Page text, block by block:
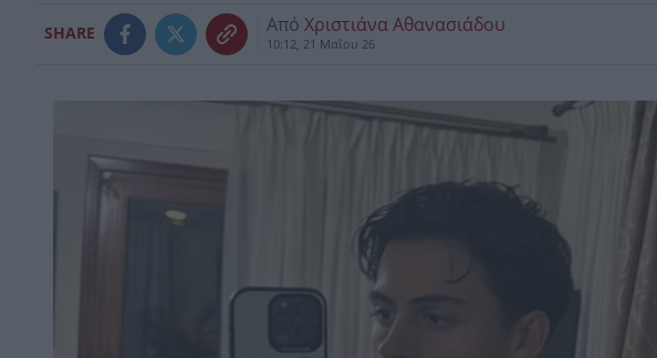
SHARE Από Χριστιάνα Αθανασιάδου
10:12, 21 Μαΐου 26